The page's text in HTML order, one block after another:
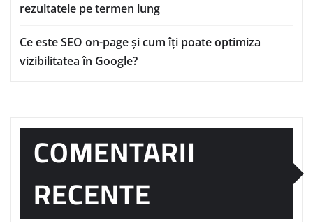
rezultatele pe termen lung
Ce este SEO on-page și cum îți poate optimiza
vizibilitatea în Google?
COMENTARII
RECENTE